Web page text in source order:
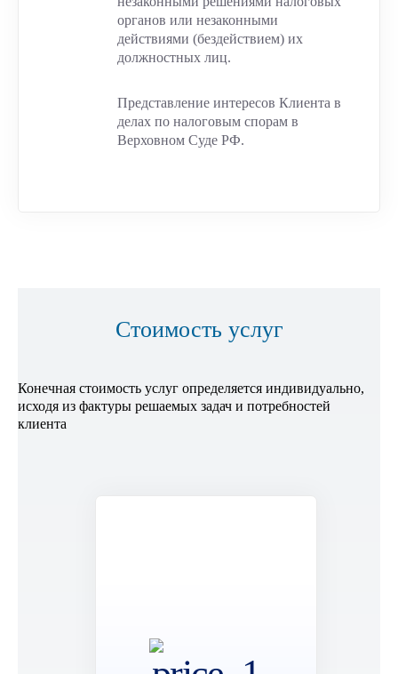
органов или незаконными
действиями (бездействием) их
должностных лиц.
Представление интересов Клиента в
делах по налоговым спорам в
Верховном Суде РФ.
Стоимость услуг
Конечная стоимость услуг определяется индивидуально,
исходя из фактуры решаемых задач и потребностей
клиента